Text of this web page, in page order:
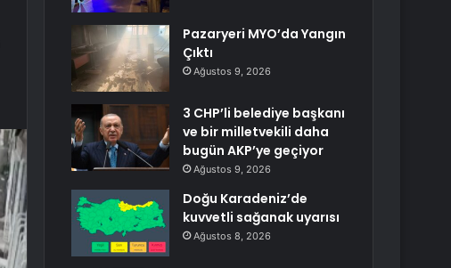
Pazaryeri MYO’da Yangın
Çıktı
Ağustos 9, 2026
3 CHP’li belediye başkanı
ve bir milletvekili daha
bugün AKP’ye geçiyor
Ağustos 9, 2026
Doğu Karadeniz’de
kuvvetli sağanak uyarısı
Ağustos 8, 2026